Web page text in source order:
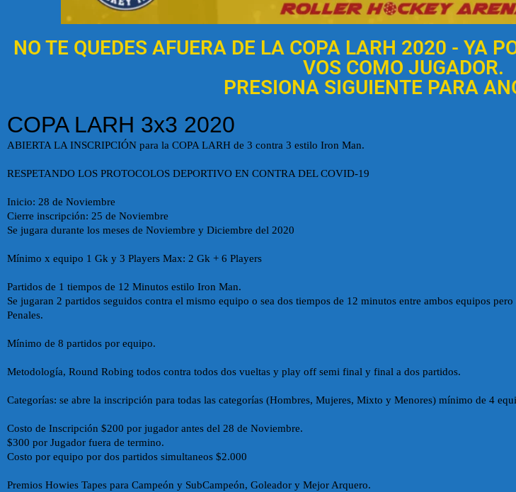
NO TE QUEDES AFUERA DE LA COPA LARH 2020 - YA
VOS COMO JUGADOR.
PRESIONA SIGUIENTE PARA